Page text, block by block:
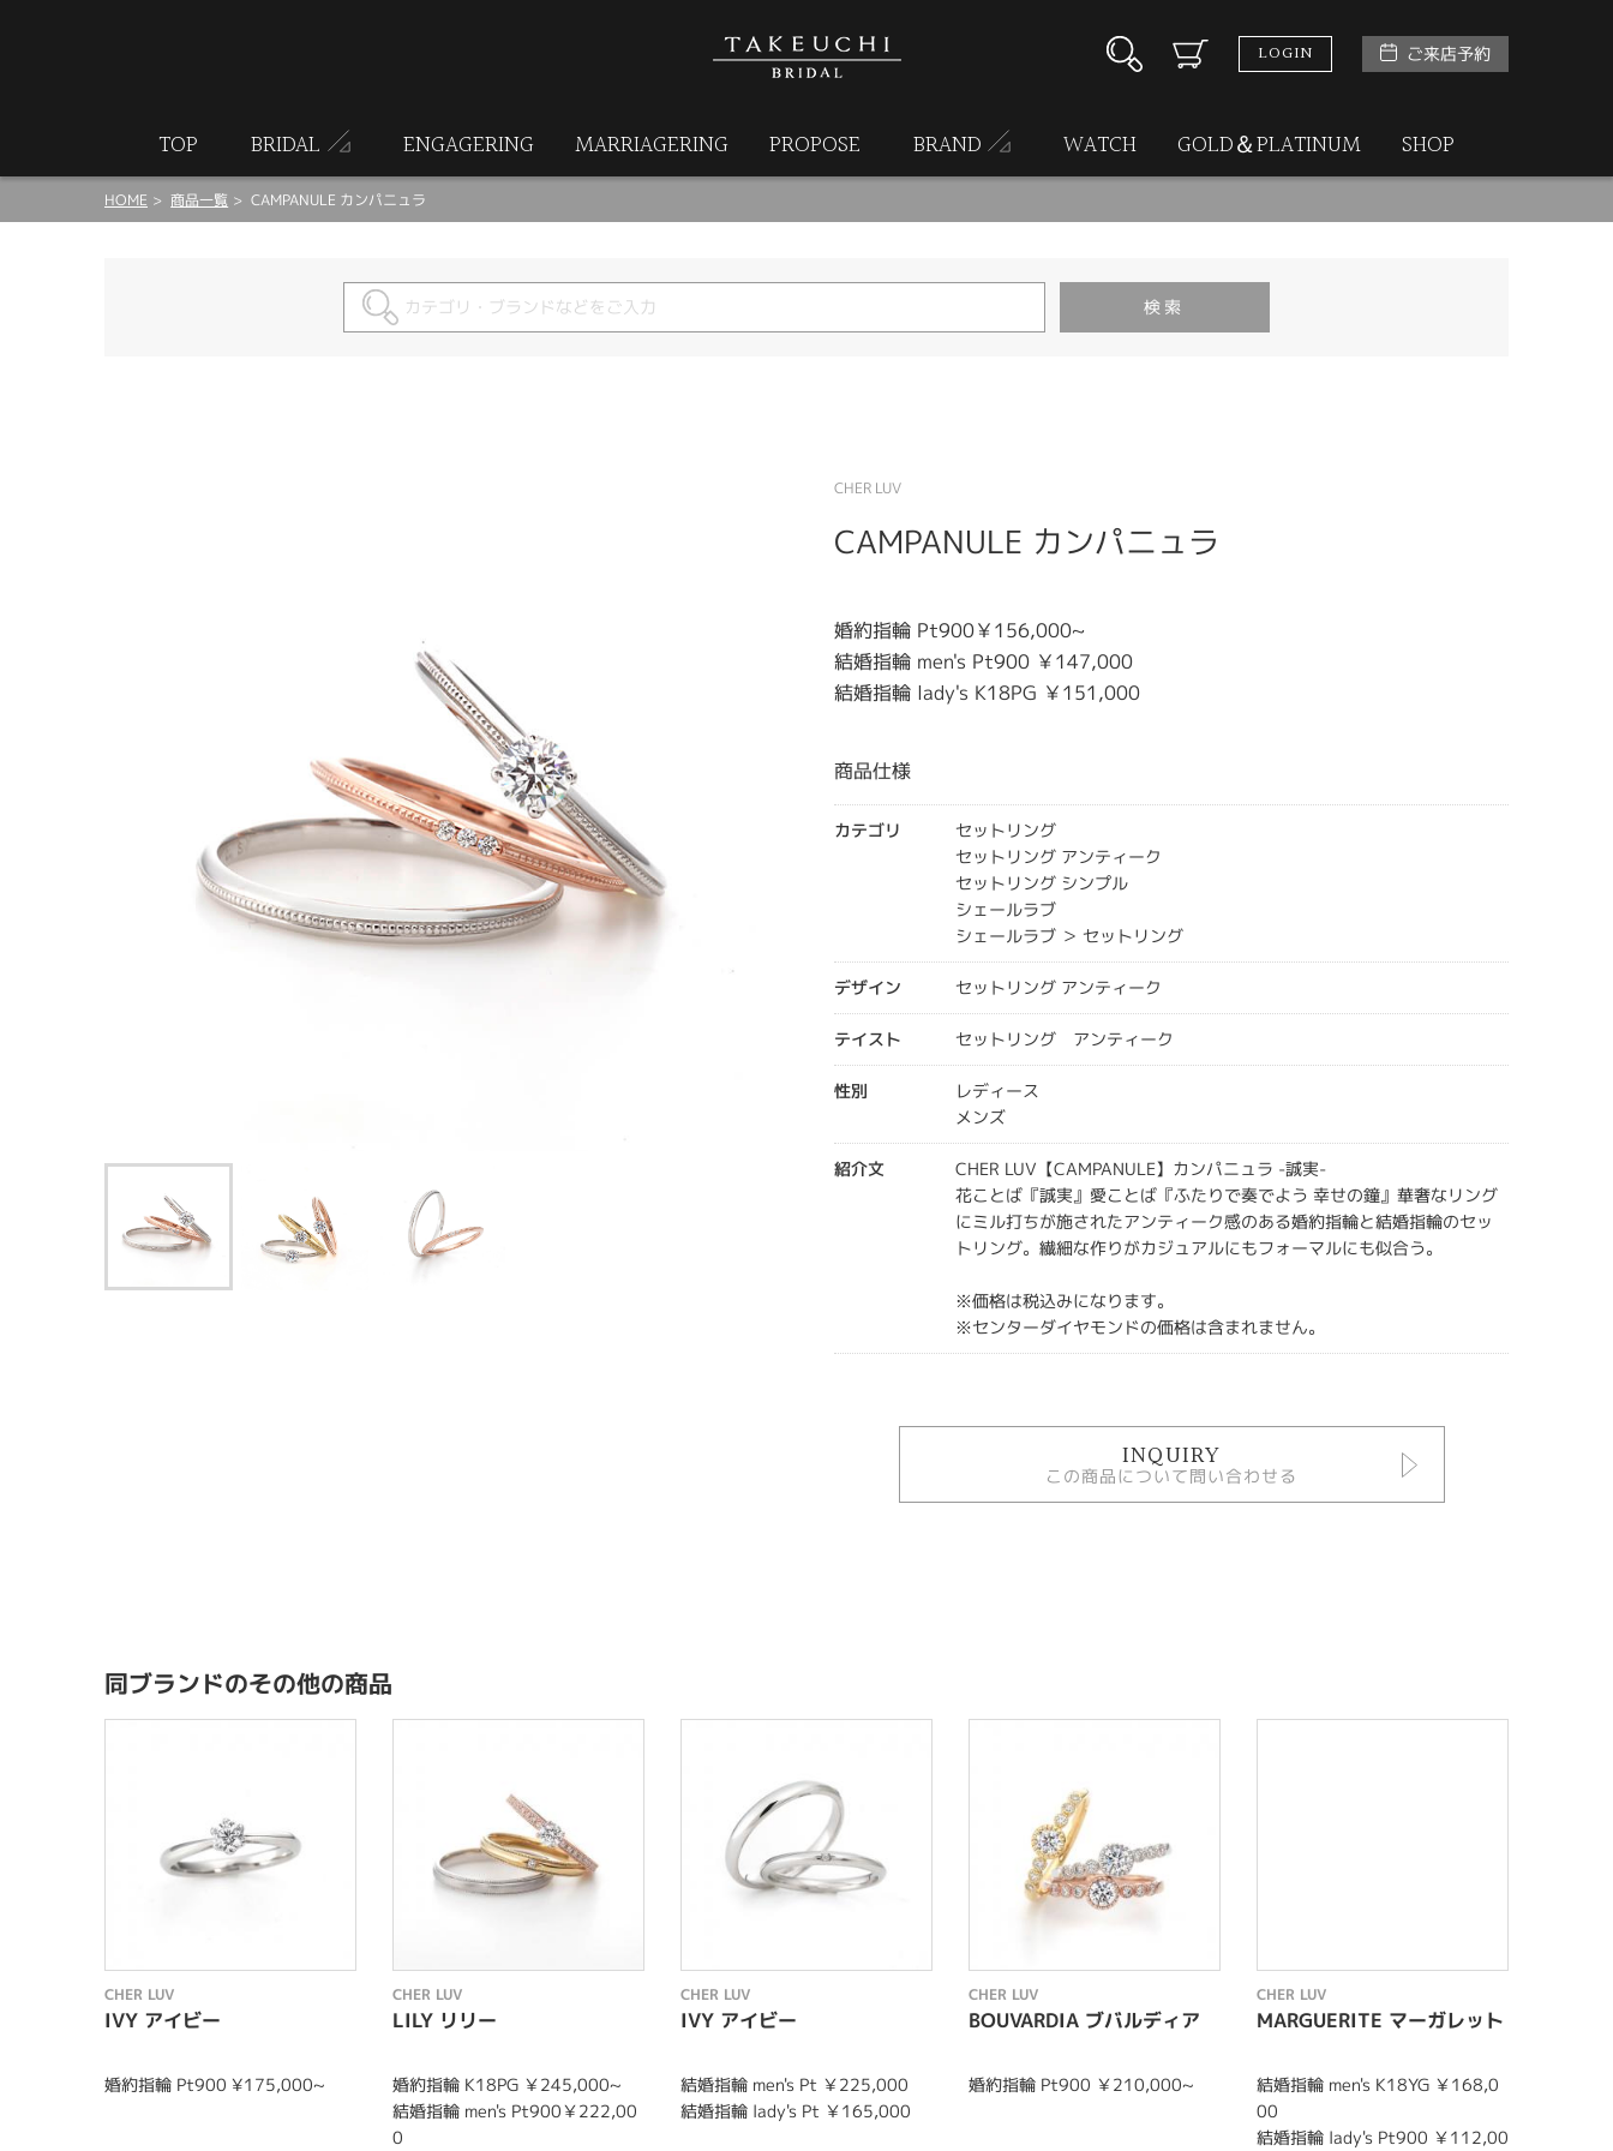
LOGIN ご来店予約
TOP BRIDAL ENGAGERING MARRIAGERING PROPOSE BRAND WATCH GOLD＆PLATINUM SHOP
HOME 商品一覧 CAMPANULE カンパニュラ
CHER LUV
CAMPANULE カンパニュラ
婚約指輪 Pt900￥156,000~
結婚指輪 men's Pt900 ￥147,000
結婚指輪 lady's K18PG ￥151,000
商品仕様
カテゴリ
セットリング
セットリング アンティーク
セットリング シンプル
シェールラブ
シェールラブ ＞ セットリング
デザイン セットリング アンティーク
テイスト セットリング アンティーク
性別
レディース
メンズ
紹介文
CHER LUV【CAMPANULE】カンパニュラ -誠実-
花ことば『誠実』愛ことば『ふたりで奏でよう 幸せの鐘』華奢なリング
にミル打ちが施されたアンティーク感のある婚約指輪と結婚指輪のセッ
トリング。繊細な作りがカジュアルにもフォーマルにも似合う。
※価格は税込みになります。
※センターダイヤモンドの価格は含まれません。
INQUIRY
この商品について問い合わせる
同ブランドのその他の商品
CHER LUV
IVY アイビー
婚約指輪 Pt900 ¥175,000~
CHER LUV
LILY リリー
婚約指輪 K18PG ￥245,000~
結婚指輪 men's Pt900￥222,00
0
CHER LUV
IVY アイビー
結婚指輪 men's Pt ￥225,000
結婚指輪 lady's Pt ￥165,000
CHER LUV
BOUVARDIA ブバルディア
婚約指輪 Pt900 ￥210,000~
CHER LUV
MARGUERITE マーガレット
結婚指輪 men's K18YG ￥168,0
00
結婚指輪 lady's Pt900 ￥112,00